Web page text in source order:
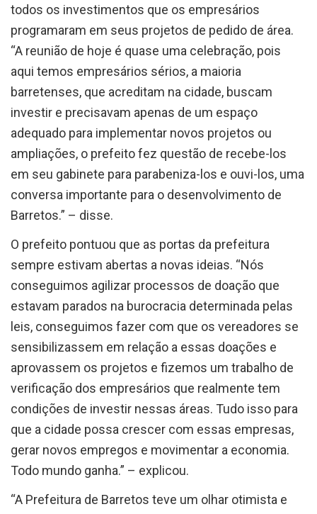
programaram em seus projetos de pedido de área.
“A reunião de hoje é quase uma celebração, pois
aqui temos empresários sérios, a maioria
barretenses, que acreditam na cidade, buscam
investir e precisavam apenas de um espaço
adequado para implementar novos projetos ou
ampliações, o prefeito fez questão de recebe-los
em seu gabinete para parabeniza-los e ouvi-los, uma
conversa importante para o desenvolvimento de
Barretos.” – disse.
sempre estivam abertas a novas ideias. “Nós
conseguimos agilizar processos de doação que
estavam parados na burocracia determinada pelas
leis, conseguimos fazer com que os vereadores se
sensibilizassem em relação a essas doações e
aprovassem os projetos e fizemos um trabalho de
verificação dos empresários que realmente tem
condições de investir nessas áreas. Tudo isso para
que a cidade possa crescer com essas empresas,
gerar novos empregos e movimentar a economia.
Todo mundo ganha.” – explicou.
“A Prefeitura de Barretos teve um olhar otimista e
muito atento para os micro e pequenos empresários